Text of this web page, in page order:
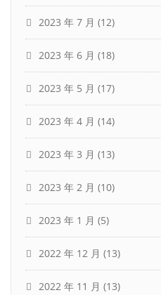
2023 年 7 月 (12)
2023 年 6 月 (18)
2023 年 5 月 (17)
2023 年 4 月 (14)
2023 年 3 月 (13)
2023 年 2 月 (10)
2023 年 1 月 (5)
2022 年 12 月 (13)
2022 年 11 月 (13)